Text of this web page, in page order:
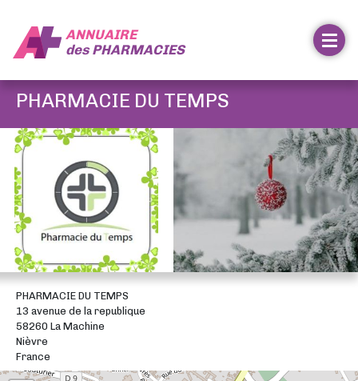
ANNUAIRE
desPHARMACIES
PHARMACIE DU TEMPS
PHARMACIE DU TEMPS
13 avenue de la republique
58260 La Machine
Nièvre
France